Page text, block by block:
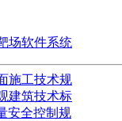
场软件系统
施工技术规
建筑技术标
安全控制规